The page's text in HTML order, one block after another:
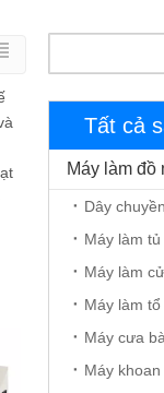
Tất cả
Máy làm đồ
Máy làm tủ
Máy làm
Máy làm tổ
Máy cưa
Máy khoan